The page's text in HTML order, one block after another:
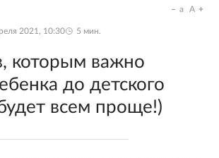
2021, 10:30 5 мин.
a A
которым важно
до детского
всем проще!)